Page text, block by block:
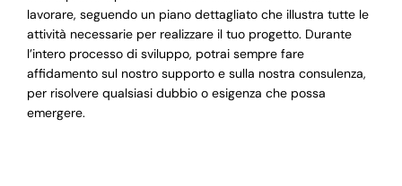
lavorare, seguendo un piano dettagliato che illustra tutte le
attività necessarie per realizzare il tuo progetto. Durante
l’intero processo di sviluppo, potrai sempre fare
affidamento sul nostro supporto e sulla nostra consulenza,
per risolvere qualsiasi dubbio o esigenza che possa
emergere.